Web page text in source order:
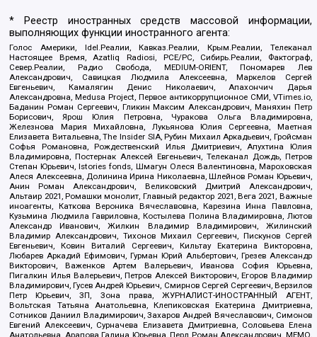
* Реестр иностранных средств массовой информации,
выполняющих функции иностранного агента:
Голос Америки, Idel.Реалии, Кавказ.Реалии, Крым.Реалии, Телеканал
Настоящее Время, Azatliq Radiosi, PCE/PC, Сибирь.Реалии, Фактограф,
Север.Реалии, Радио Свобода, MEDIUM-ORIENT, Пономарев Лев
Александрович, Савицкая Людмила Алексеевна, Маркелов Сергей
Евгеньевич, Камалягин Денис Николаевич, Апахончич Дарья
Александровна, Medusa Project, Первое антикоррупционное СМИ, VTimes.io,
Баданин Роман Сергеевич, Гликин Максим Александрович, Маняхин Петр
Борисович, Ярош Юлия Петровна, Чуракова Ольга Владимировна,
Железнова Мария Михайловна, Лукьянова Юлия Сергеевна, Маетная
Елизавета Витальевна, The Insider SIA, Рубин Михаил Аркадьевич, Гройсман
Софья Романовна, Рождественский Илья Дмитриевич, Апухтина Юлия
Владимировна, Постернак Алексей Евгеньевич, Телеканал Дождь, Петров
Степан Юрьевич, Istories fonds, Шмагун Олеся Валентиновна, Мароховская
Алеся Алексеевна, Долинина Ирина Николаевна, Шлейнов Роман Юрьевич,
Анин Роман Александрович, Великовский Дмитрий Александрович,
Альтаир 2021, Ромашки монолит, Главный редактор 2021, Вега 2021, Важные
иноагенты, Каткова Вероника Вячеславовна, Карезина Инна Павловна,
Кузьмина Людмила Гавриловна, Костылева Полина Владимировна, Лютов
Александр Иванович, Жилкин Владимир Владимирович, Жилинский
Владимир Александрович, Тихонов Михаил Сергеевич, Пискунов Сергей
Евгеньевич, Ковин Виталий Сергеевич, Кильтау Екатерина Викторовна,
Любарев Аркадий Ефимович, Гурман Юрий Альбертович, Грезев Александр
Викторович, Важенков Артем Валерьевич, Иванова София Юрьевна,
Пигалкин Илья Валерьевич, Петров Алексей Викторович, Егоров Владимир
Владимирович, Гусев Андрей Юрьевич, Смирнов Сергей Сергеевич, Верзилов
Петр Юрьевич, ЗП, Зона права, ЖУРНАЛИСТ-ИНОСТРАННЫЙ АГЕНТ,
Вольтская Татьяна Анатольевна, Клепиковская Екатерина Дмитриевна,
Сотников Даниил Владимирович, Захаров Андрей Вячеславович, Симонов
Евгений Алексеевич, Сурначева Елизавета Дмитриевна, Соловьева Елена